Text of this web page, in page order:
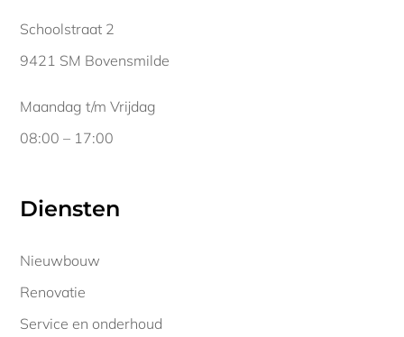
Schoolstraat 2
9421 SM Bovensmilde
Maandag t/m Vrijdag
08:00 – 17:00
Diensten
Nieuwbouw
Renovatie
Service en onderhoud